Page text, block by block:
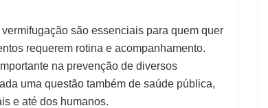
são essenciais para quem quer
requerem rotina e acompanhamento.
na prevenção de diversos
uma questão também de saúde pública,
e até dos humanos.